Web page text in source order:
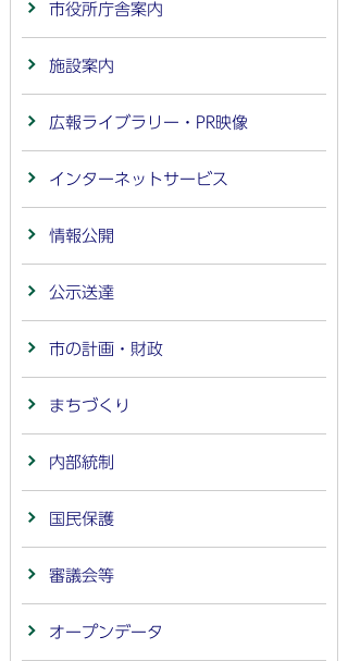
市役所庁舎案内
施設案内
広報ライブラリー・PR映像
インターネットサービス
情報公開
公示送達
市の計画・財政
まちづくり
内部統制
国民保護
審議会等
オープンデータ